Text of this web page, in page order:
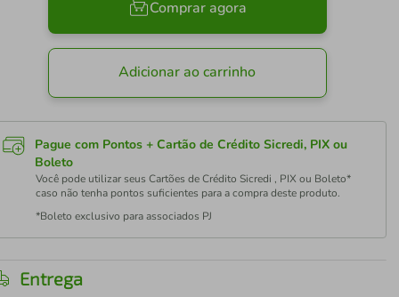
Comprar agora
Adicionar ao carrinho
Pague com Pontos + Cartão de Crédito Sicredi, PIX ou
Boleto
Você pode utilizar seus Cartões de Crédito Sicredi , PIX ou Boleto*
caso não tenha pontos suficientes para a compra deste produto.
*Boleto exclusivo para associados PJ
Entrega